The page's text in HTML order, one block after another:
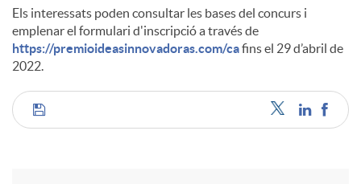
Els interessats poden consultar les bases del concurs i
emplenar el formulari d'inscripció a través de
https://premioideasinnovadoras.com/cafins el 29 d’abril de
2022.
C